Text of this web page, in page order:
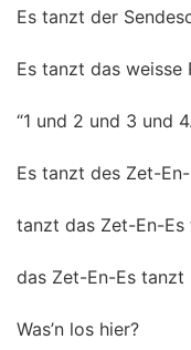
Es tanzt der
Es tanzt das weisse
“1 und 2 und 3 und
Es tanzt des Zet-
tanzt das Zet-En-Es
das Zet-En-Es tanzt
Was’n los hier?